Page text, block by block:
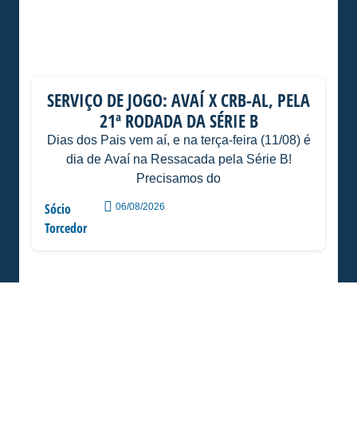
SERVIÇO DE JOGO: AVAÍ X CRB-AL, PELA
21ª RODADA DA SÉRIE B
Dias dos Pais vem aí, e na terça-feira (11/08) é
dia de Avaí na Ressacada pela Série B!
Precisamos do
Sócio
Torcedor
06/08/2026